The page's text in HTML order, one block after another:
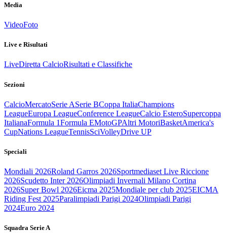
Media
VideoFoto
Live e Risultati
LiveDiretta CalcioRisultati e Classifiche
Sezioni
CalcioMercatoSerie ASerie BCoppa ItaliaChampions
LeagueEuropa LeagueConference LeagueCalcio EsteroSupercoppa
ItalianaFormula 1Formula EMotoGPAltri MotoriBasketAmerica's
CupNations LeagueTennisSciVolleyDrive UP
Speciali
Mondiali 2026Roland Garros 2026Sportmediaset Live Riccione
2026Scudetto Inter 2026Olimpiadi Invernali Milano Cortina
2026Super Bowl 2026Eicma 2025Mondiale per club 2025EICMA
Riding Fest 2025Paralimpiadi Parigi 2024Olimpiadi Parigi
2024Euro 2024
Squadra Serie A